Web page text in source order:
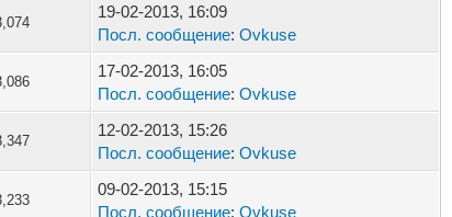
19-02-2013, 16:09
Посл. сообщение: Ovkuse
17-02-2013, 16:05
Посл. сообщение: Ovkuse
12-02-2013, 15:26
Посл. сообщение: Ovkuse
09-02-2013, 15:15
Посл. сообщение: Ovkuse